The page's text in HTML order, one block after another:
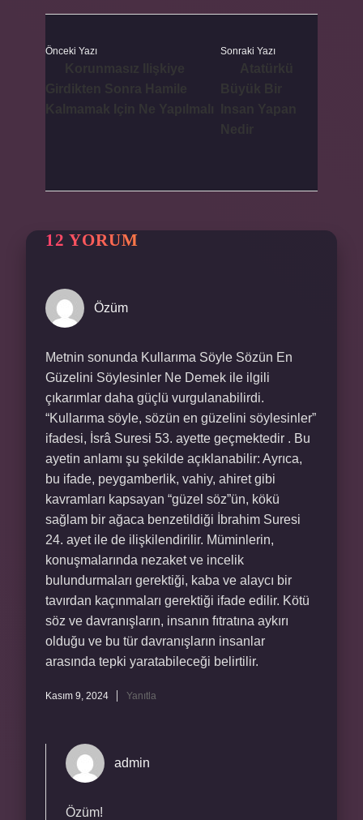
Önceki Yazı Sonraki Yazı
12 YORUM
Özüm
Metnin sonunda Kullarıma Söyle Sözün En
Güzelini Söylesinler Ne Demek ile ilgili
çıkarımlar daha güçlü vurgulanabilirdi.
“Kullarıma söyle, sözün en güzelini söylesinler”
ifadesi, İsrâ Suresi 53. ayette geçmektedir . Bu
ayetin anlamı şu şekilde açıklanabilir: Ayrıca,
bu ifade, peygamberlik, vahiy, ahiret gibi
kavramları kapsayan “güzel söz”ün, kökü
sağlam bir ağaca benzetildiği İbrahim Suresi
24. ayet ile de ilişkilendirilir. Müminlerin,
konuşmalarında nezaket ve incelik
bulundurmaları gerektiği, kaba ve alaycı bir
tavırdan kaçınmaları gerektiği ifade edilir. Kötü
söz ve davranışların, insanın fıtratına aykırı
olduğu ve bu tür davranışların insanlar
arasında tepki yaratabileceği belirtilir.
Kasım 9, 2024 Yanıtla
admin
Özüm!